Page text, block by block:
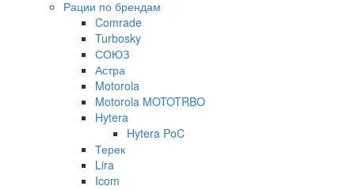
Рации по брендам
Comrade
Turbosky
СОЮЗ
Астра
Motorola
Motorola MOTOTRBO
Hytera
Hytera PoC
Терек
Lira
Icom